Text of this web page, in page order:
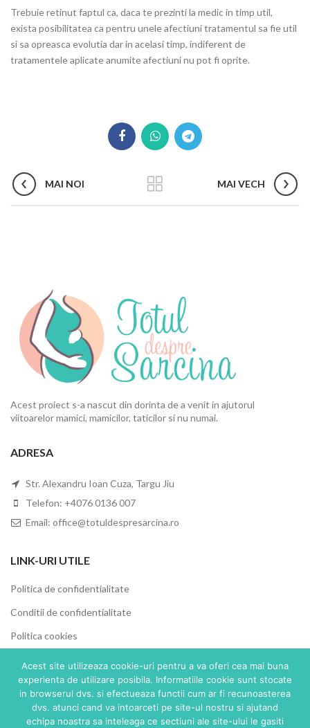
Trebuie retinut faptul ca, daca te prezinti la medic in timp util,
exista posibilitatea ca pentru unele afectiuni tratamentul sa fie util
si sa opreasca evolutia dar in acelasi timp, indiferent de
tratamentele aplicate anumite afectiuni nu pot fi oprite.
MAI NOI MAI VECH
Acest proiect s-a nascut din dorinta de a venit in ajutorul
viitoarelor mamici, mamicilor, taticilor si nu numai.
ADRESA
Str. Alexandru Ioan Cuza, Targu Jiu
Telefon: +4076 0136 007
Email: office@totuldespresarcina.ro
LINK-URI UTILE
Politica de confidentialitate
Conditii de confidentialitate
Politica cookies
SOL
URMARESTE-NE PE FACEBOOK
Acest site utilizeaza cookie-uri pentru a va oferi cea mai buna
experienta de utilizare posibila. Informatiile cookie sunt stocate
in browserul dvs. si efectueaza functii cum ar fi recunoasterea
dvs. atunci cand va intoarceti pe site-ul nostru si ajutand
echipa noastra sa inteleaga ce sectiuni ale site-ului le gasiti